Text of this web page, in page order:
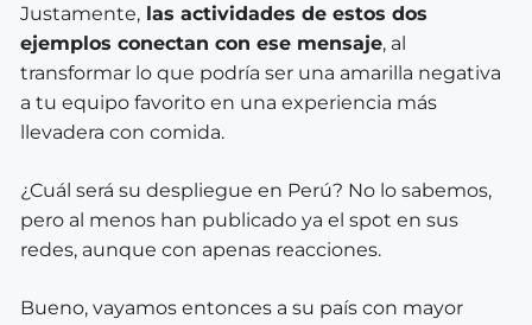
Justamente, las actividades de estos dos
ejemplos conectan con ese mensaje, al
transformar lo que podría ser una amarilla negativa
a tu equipo favorito en una experiencia más
llevadera con comida.
¿Cuál será su despliegue en Perú? No lo sabemos,
pero al menos han publicado ya el spot en sus
redes, aunque con apenas reacciones.
Bueno, vayamos entonces a su país con mayor